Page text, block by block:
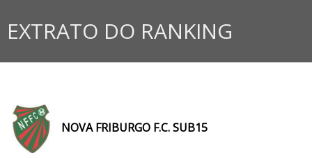
EXTRATO DO RANKING
NOVA FRIBURGO F.C. SUB15